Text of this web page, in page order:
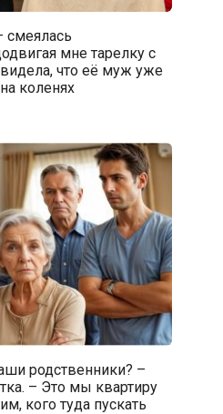
смеялась
мне тарелку с
что её муж уже
коленях
родственники? –
– Это мы квартиру
кого туда пускать